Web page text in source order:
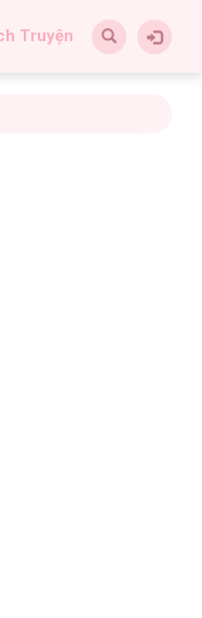
Truyện